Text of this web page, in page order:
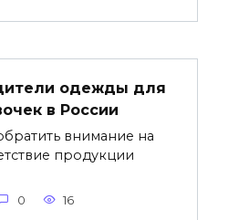
одежды для
в России
внимание на
продукции
0 16